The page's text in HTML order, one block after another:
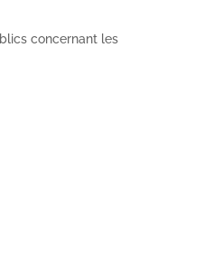
concernant les